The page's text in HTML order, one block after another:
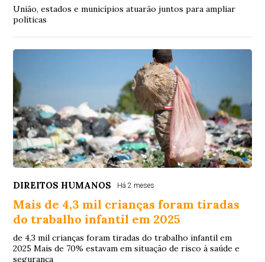
União, estados e municípios atuarão juntos para ampliar
políticas
DIREITOS HUMANOS Há 2 meses
Mais de 4,3 mil crianças foram tiradas
do trabalho infantil em 2025
de 4,3 mil crianças foram tiradas do trabalho infantil em
2025 Mais de 70% estavam em situação de risco à saúde e
segurança